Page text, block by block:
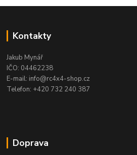
Kontakty
Jakub Mynář
IČO: 04462238
E-mail: info@rc4x4-shop.cz
Telefon: +420 732 240 387
Doprava